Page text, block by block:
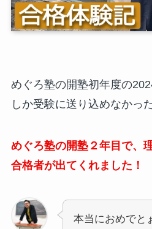
めぐろ塾の開塾初年度の
しか受験に送り込めなかっ
めぐろ塾の開塾２年目で、
合格者が出てくれました！
本当におめでと